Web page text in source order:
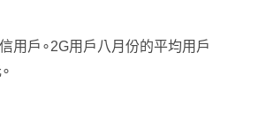
用戶∘2G用戶八月份的平均用戶